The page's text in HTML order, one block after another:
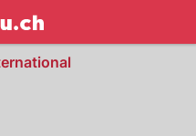
NAU.ch